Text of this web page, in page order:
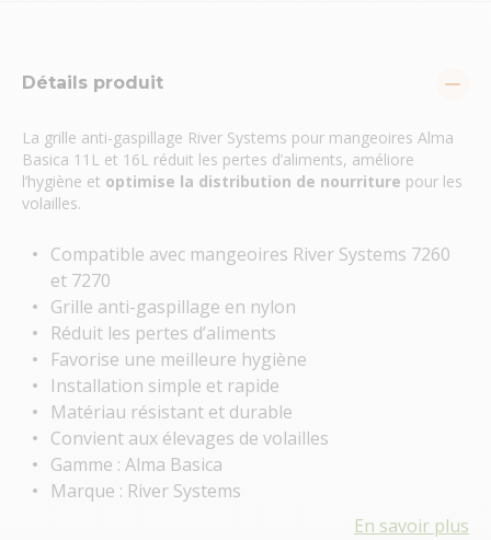
Détails produit
La grille anti-gaspillage River Systems pour mangeoires Alma
Basica 11L et 16L réduit les pertes d’aliments, améliore
l’hygiène et optimise la distribution de nourriture pour les
volailles.
Compatible avec mangeoires River Systems 7260
et 7270
Grille anti-gaspillage en nylon
Réduit les pertes d’aliments
Favorise une meilleure hygiène
Installation simple et rapide
Matériau résistant et durable
Convient aux élevages de volailles
Gamme : Alma Basica
Marque : River Systems
En savoir plus